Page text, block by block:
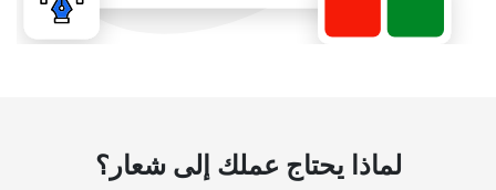
لماذا يحتاج عملك إلى شعار؟